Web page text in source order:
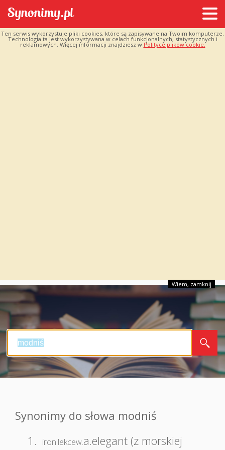
Ten serwis wykorzystuje pliki cookies, które są zapisywane na Twoim komputerze.
Technologia ta jest wykorzystywana w celach funkcjonalnych, statystycznych i
reklamowych. Więcej informacji znajdziesz w Polityce plików cookie.
Wiem, zamknij
Synonimy do słowa modniś
1.
iron.lekcew.a.elegant (z morskiej